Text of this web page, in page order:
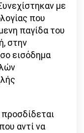
με
που
παγίδα του
στην
εισόδημα
αντί να